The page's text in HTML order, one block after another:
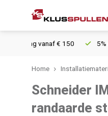
vanaf € 150 5%
Home
Schneider
randaarde